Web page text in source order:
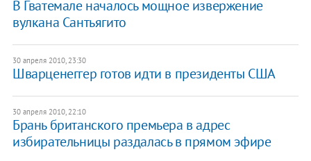
В Гватемале началось мощное извержение
вулкана Сантьягито
30 апреля 2010, 23:30
Шварценеггер готов идти в президенты США
30 апреля 2010, 22:10
Брань британского премьера в адрес
избирательницы раздалась в прямом эфире